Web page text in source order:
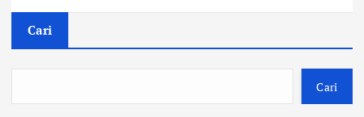
Cari
Cari